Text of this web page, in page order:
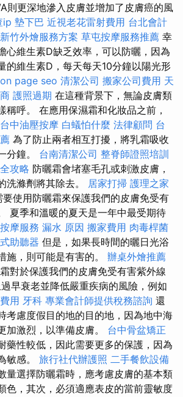
則更深地滲入皮膚並增加了皮膚癌的風
ip 墊下巴 近視老花雷射費用 台北會計
新竹外燴服務方案 草屯按摩服務推薦 幸
心維生素D缺乏效率，可以防曬，因為
的維生素D，每天每天10分鐘以陽光形
on page seo 清潔公司 搬家公司費用 天
護照過期 在這種背景下，無論皮膚類
稱呼。 在應用保濕霜和化妝品之前，
台中油壓按摩 白蟻怕什麼 法律顧問 台
為了防止兩者相互打擾，將乳霜吸收
分鐘。 台南清潔公司 整脊師證照培訓
攻略 防曬霜會堵塞毛孔或刺激皮膚，
洗滌劑將其除去。 居家打掃 護理之家
要使用防曬霜來保護我們的皮膚免受有
夏季和溫暖的夏天是一年中最受期待
摩服務 漏水 原因 搬家費用 肉毒桿菌
助聽器 但是，如果長時間的曬日光浴
施，則可能是有害的。 辦桌外燴推薦
對於保護我們的皮膚免受有害紫外線
過早衰老並降低嚴重疾病的風險，例如
用 牙科 專業會計師提供稅務諮詢 還
考慮度假目的地的目的地，因為地中海
加激烈，以準備皮膚。 台中骨盆矯正
藥性較低，因此需要更多的保護，因為
敏感。 旅行社代辦護照 二手餐飲設備
量選擇防曬霜時，應考慮皮膚的基本類
色，其次，必須適應表皮的當前靈敏度